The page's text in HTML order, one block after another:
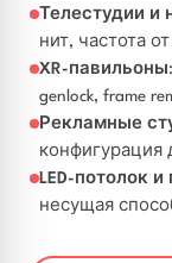
Телестудии и
нит, частота
XR-павильоны
genlock, frame
Рекламные
конфигурация
LED-потолок и
несущая